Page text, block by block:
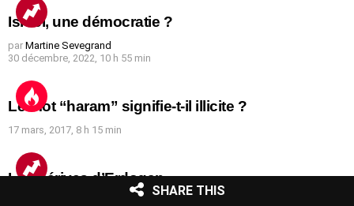
Israël, une démocratie ?
par Martine Sevegrand
30 décembre, 2022, 10 h 55 min
Le mot “haram” signifie-t-il illicite ?
17 mars, 2017, 8 h 15 min
Les dérives d’Erdogan
SHARE THIS